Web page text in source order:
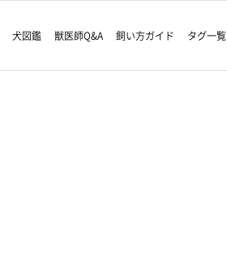
犬図鑑 獣医師Q&A 飼い方ガイド タグ一覧